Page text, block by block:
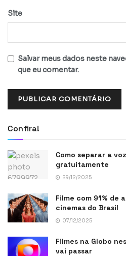
Site
Salvar meus dados neste
que eu comentar.
Confira!
Como separar a
gratuitamente
29/12/2025
Filme com 91% de
cinemas do Brasil
07/12/2025
Filmes na Globo
vai passar